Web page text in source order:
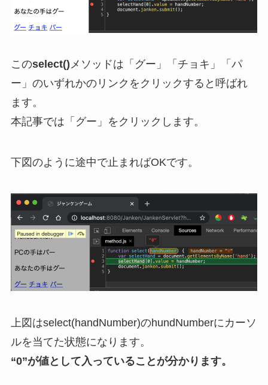
このselect()メソッドは 「グー」「チョキ」「パ
ー」のいずれかのリンクをクリックすると呼ばれ
ます。
本記事では「グー」をクリックします。
下図のように途中で止まればOKです。
上図はselect(handNumber)のhundNumberにカーソ
ルを当てた状態になります。
“0”が値として入っていることが分かります。